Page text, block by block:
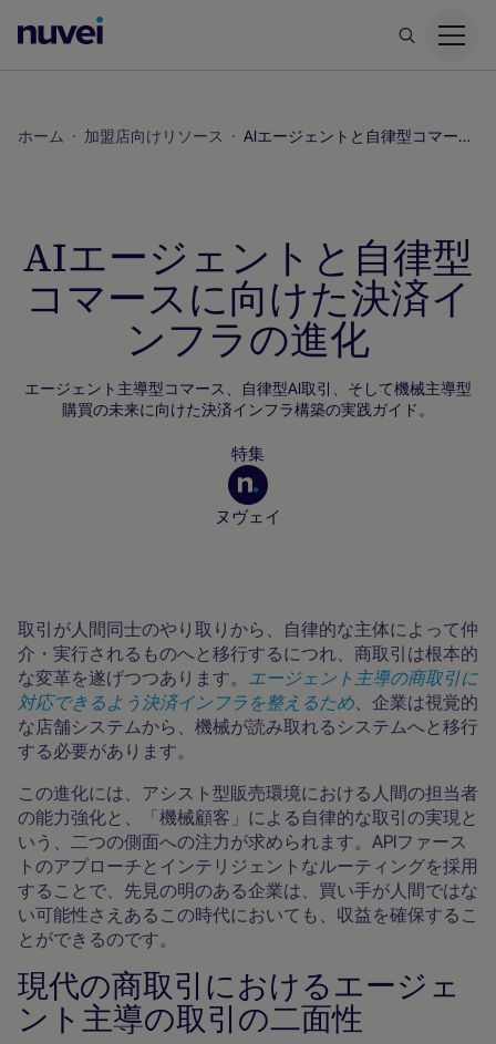
ホ
ム
ホーム 加盟店向けリソース AIエージェントと自律型コマースに向けた決済インフラの進化
AIエージェントと自律型
コマースに向けた決済イ
ンフラの進化
エージェント主導型コマース、自律型AI取引、そして機械主導型
購買の未来に向けた決済インフラ構築の実践ガイド。
特集
ヌヴェイ
取引が人間同士のやり取りから、自律的な主体によって仲
介・実行されるものへと移行するにつれ、商取引は根本的
な変革を遂げつつあります。 エージェント主導の商取引に
対応できるよう決済インフラを整えるため、企業は視覚的
な店舗システムから、機械が読み取れるシステムへと移行
する必要があります。
この進化には、アシスト型販売環境における人間の担当者
の能力強化と、「機械顧客」による自律的な取引の実現と
いう、二つの側面への注力が求められます。APIファース
トのアプローチとインテリジェントなルーティングを採用
することで、先見の明のある企業は、買い手が人間ではな
い可能性さえあるこの時代においても、収益を確保するこ
とができるのです。
現代の商取引におけるエージェ
ント主導の取引の二面性